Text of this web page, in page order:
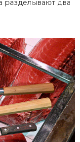
разделывают два